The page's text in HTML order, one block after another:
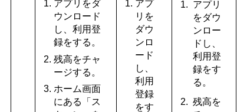
アプリをダ
ウンロード
し、利用登
録をする。
残高をチャ
ージする。
ホーム画面
にある「ス
アプ
リを
ダウ
ンロ
ード
し、
利用
登録
をす
アプリ
をダウ
ンロー
ドし、
利用登
録をす
る。
残高を